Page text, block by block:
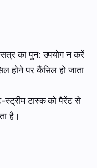
का पुन: उपयोग न करें
होने पर कैंसिल हो जाता
स्ट्रीम टास्क को पैरेंट से
है।